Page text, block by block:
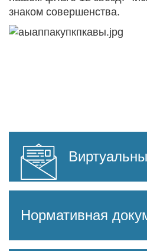
знаком совершенства.
Нормативная